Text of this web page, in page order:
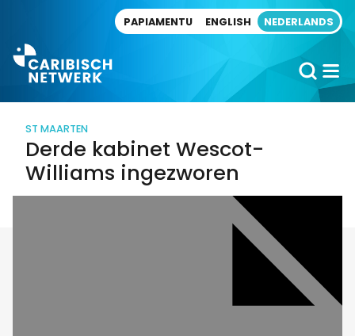
PAPIAMENTU ENGLISH NEDERLANDS
ST MAARTEN
Derde kabinet Wescot-
Williams ingezworen